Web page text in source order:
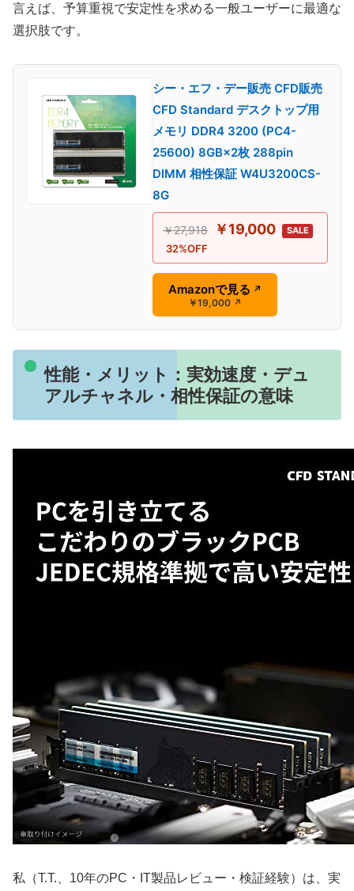
言えば、予算重視で安定性を求める一般ユーザーに最適な
選択肢です。
シー・エフ・デー販売 CFD販売
CFD Standard デスクトップ用
メモリ DDR4 3200 (PC4-
25600) 8GB×2枚 288pin
DIMM 相性保証 W4U3200CS-
8G
￥27,918 ￥19,000 SALE
32%OFF
Amazonで見る ↗
￥19,000 ↗
性能・メリット：実効速度・デュ
アルチャネル・相性保証の意味
私（T.T.、10年のPC・IT製品レビュー・検証経験）は、実